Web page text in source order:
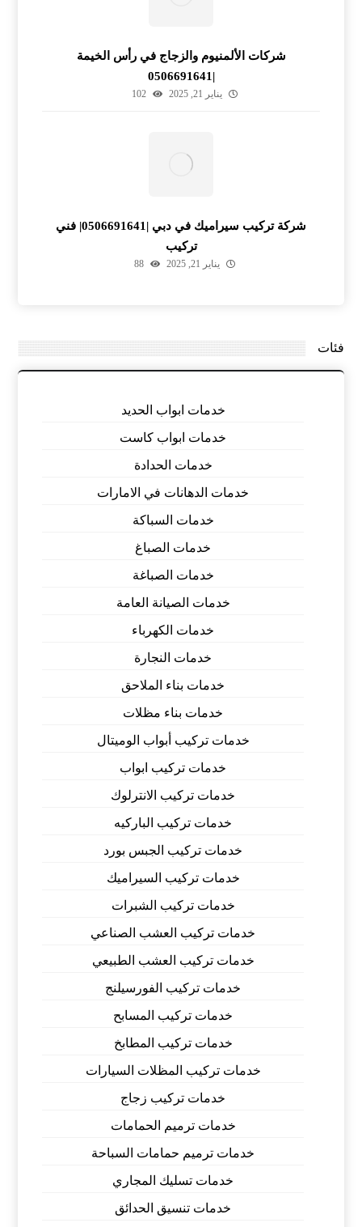
شركات الألمنيوم والزجاج في رأس الخيمة
|0506691641
يناير 21, 2025 102
شركة تركيب سيراميك في دبي |0506691641| فني
تركيب
يناير 21, 2025 88
فئات
خدمات ابواب الحديد
خدمات ابواب كاست
خدمات الحدادة
خدمات الدهانات في الامارات
خدمات السباكة
خدمات الصباغ
خدمات الصباغة
خدمات الصيانة العامة
خدمات الكهرباء
خدمات النجارة
خدمات بناء الملاحق
خدمات بناء مظلات
خدمات تركيب أبواب الوميتال
خدمات تركيب ابواب
خدمات تركيب الانترلوك
خدمات تركيب الباركيه
خدمات تركيب الجبس بورد
خدمات تركيب السيراميك
خدمات تركيب الشبرات
خدمات تركيب العشب الصناعي
خدمات تركيب العشب الطبيعي
خدمات تركيب الفورسيلنج
خدمات تركيب المسابح
خدمات تركيب المطابخ
خدمات تركيب المظلات السيارات
خدمات تركيب زجاج
خدمات ترميم الحمامات
خدمات ترميم حمامات السباحة
خدمات تسليك المجاري
خدمات تنسيق الحدائق